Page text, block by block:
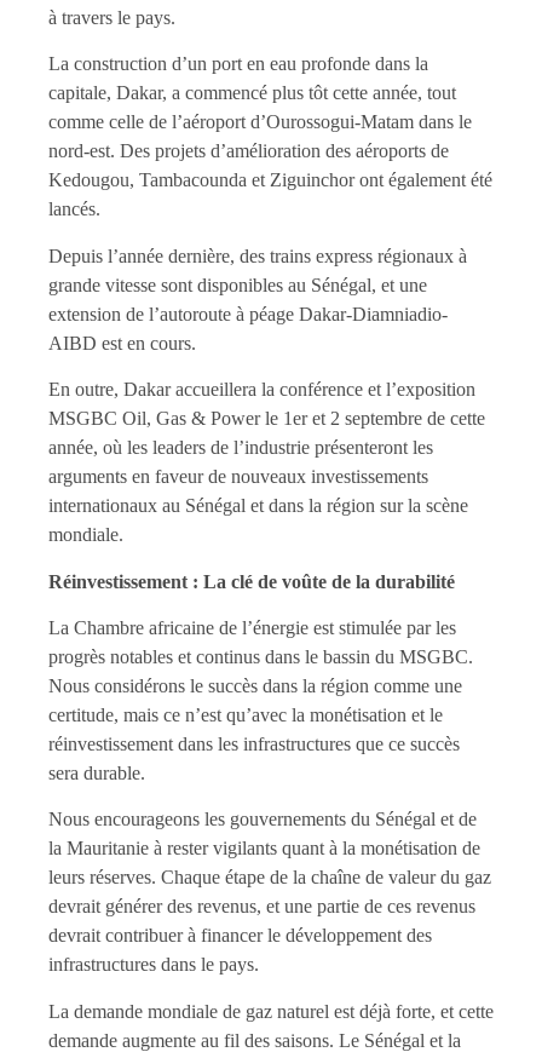
à travers le pays.
La construction d’un port en eau profonde dans la
capitale, Dakar, a commencé plus tôt cette année, tout
comme celle de l’aéroport d’Ourossogui-Matam dans le
nord-est. Des projets d’amélioration des aéroports de
Kedougou, Tambacounda et Ziguinchor ont également été
lancés.
Depuis l’année dernière, des trains express régionaux à
grande vitesse sont disponibles au Sénégal, et une
extension de l’autoroute à péage Dakar-Diamniadio-
AIBD est en cours.
En outre, Dakar accueillera la conférence et l’exposition
MSGBC Oil, Gas & Power le 1er et 2 septembre de cette
année, où les leaders de l’industrie présenteront les
arguments en faveur de nouveaux investissements
internationaux au Sénégal et dans la région sur la scène
mondiale.
Réinvestissement : La clé de voûte de la durabilité
La Chambre africaine de l’énergie est stimulée par les
progrès notables et continus dans le bassin du MSGBC.
Nous considérons le succès dans la région comme une
certitude, mais ce n’est qu’avec la monétisation et le
réinvestissement dans les infrastructures que ce succès
sera durable.
Nous encourageons les gouvernements du Sénégal et de
la Mauritanie à rester vigilants quant à la monétisation de
leurs réserves. Chaque étape de la chaîne de valeur du gaz
devrait générer des revenus, et une partie de ces revenus
devrait contribuer à financer le développement des
infrastructures dans le pays.
La demande mondiale de gaz naturel est déjà forte, et cette
demande augmente au fil des saisons. Le Sénégal et la